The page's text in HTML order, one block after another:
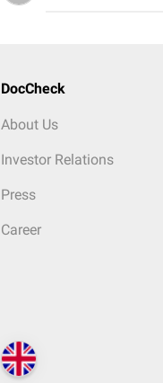
DocCheck
About Us
Investor Relations
Press
Career